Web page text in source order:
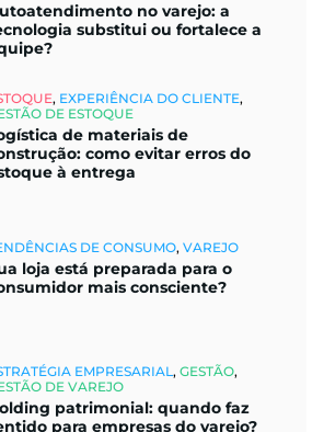
no varejo: a
substitui ou fortalece a
, EXPERIÊNCIA DO CLIENTE,
DE ESTOQUE
de materiais de
como evitar erros do
à entrega
DE CONSUMO, VAREJO
loja está preparada para o
mais consciente?
EMPRESARIAL , GESTÃO,
DE VAREJO
patrimonial: quando faz
para empresas do varejo?